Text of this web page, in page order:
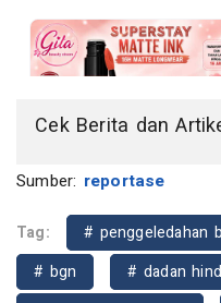
Cek Berita dan
Sumber: reportase
Tag: # penggeledahan
# bgn
# dadan